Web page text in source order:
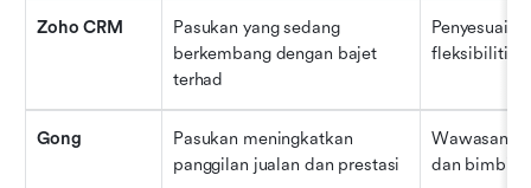
Zoho CRM
Pasukan yang sedang
berkembang dengan bajet
terhad
fleksibiliti
Gong
Pasukan meningkatkan
panggilan jualan dan prestasi
Wawasan
dan